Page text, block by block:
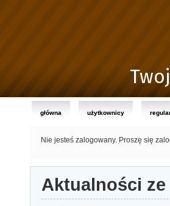
główna użytkownicy
Nie jesteś zalogowany. Proszę się
Aktualności